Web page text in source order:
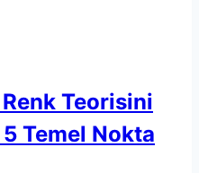
Teorisini
Temel Nokta